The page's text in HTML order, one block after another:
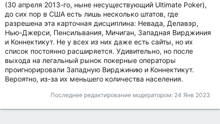
(30 апреля 2013-го, ныне несуществующий Ultimate Poker),
до сих пор в США есть лишь несколько штатов, где
разрешена эта карточная дисциплина: Невада, Делавэр,
Нью-Джерси, Пенсильвания, Мичиган, Западная Вирджиния
и Коннектикут. Не у всех из них даже есть сайты, но их
список постоянно расширяется. Удивительно, но после
выхода на легальный рынок покерные операторы
проигнорировали Западную Вирджинию и Коннектикут.
Вероятно, из-за их меньшего количества населения.
Последнее редактирование модератором: 24 Янв 2023